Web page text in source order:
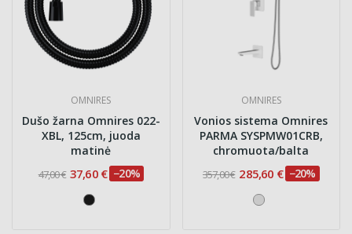
OMNIRES
Dušo žarna Omnires 022-
XBL, 125cm, juoda
matinė
47,00 € 37,60 € −20%
OMNIRES
Vonios sistema Omnires
PARMA SYSPMW01CRB,
chromuota/balta
357,00 € 285,60 € −20%